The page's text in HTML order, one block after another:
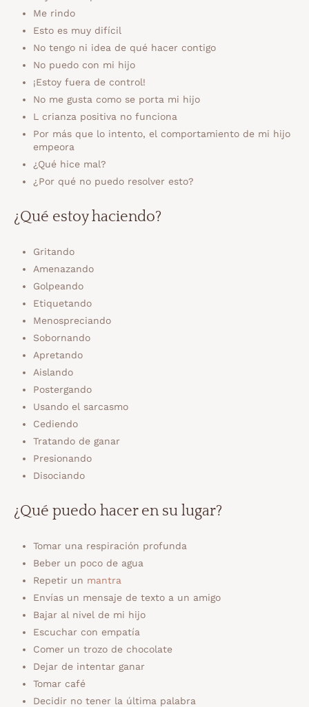
Me rindo
Esto es muy difícil
No tengo ni idea de qué hacer contigo
No puedo con mi hijo
¡Estoy fuera de control!
No me gusta como se porta mi hijo
L crianza positiva no funciona
Por más que lo intento, el comportamiento de mi hijo
empeora
¿Qué hice mal?
¿Por qué no puedo resolver esto?
¿Qué estoy haciendo?
Gritando
Amenazando
Golpeando
Etiquetando
Menospreciando
Sobornando
Apretando
Aislando
Postergando
Usando el sarcasmo
Cediendo
Tratando de ganar
Presionando
Disociando
¿Qué puedo hacer en su lugar?
Tomar una respiración profunda
Beber un poco de agua
Repetir un mantra
Envías un mensaje de texto a un amigo
Bajar al nivel de mi hijo
Escuchar con empatía
Comer un trozo de chocolate
Dejar de intentar ganar
Tomar café
Decidir no tener la última palabra